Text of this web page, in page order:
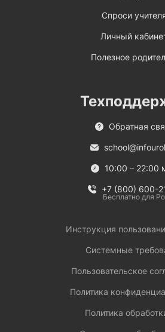
Спроси
Личный
Полезное
Обратная
10:00 – 22:00
+7 (800) 600-
Бесплатно для
Инструкция
Системные
Пользовательское
Политика
Политика